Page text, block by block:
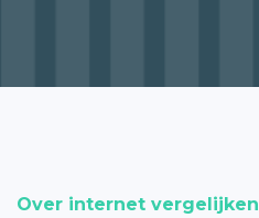
Over internet vergelijken